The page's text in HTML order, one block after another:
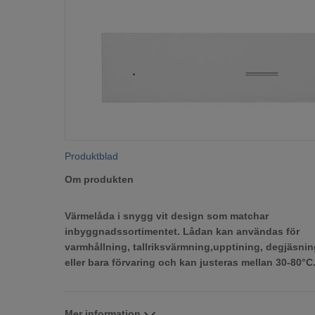
Produktblad
Om produkten
Värmelåda i snygg vit design som matchar
inbyggnadssortimentet. Lådan kan användas för
varmhållning, tallriksvärmning,upptining,
eller bara förvaring och kan justeras mellan 30-80°C.